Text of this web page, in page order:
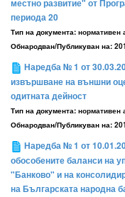
местно развитие" от
периода 20
Тип на документа: нормативен
Обнародван/Публикуван на:
Наредба № 1 от
извършване на външни
одитната дейност
Тип на документа: нормативен
Обнародван/Публикуван на:
Наредба № 1 от
обособените баланси на
"Банково" и на
на Българската народна